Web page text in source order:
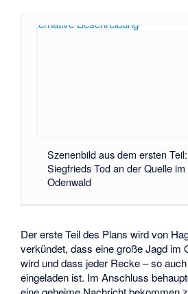
Szenenbild aus dem ersten Teil:
Siegfrieds Tod an der Quelle im
Odenwald
Der erste Teil des Plans wird von
verkündet, dass eine große Jagd im
wird und dass jeder Recke – so
eingeladen ist. Im Anschluss